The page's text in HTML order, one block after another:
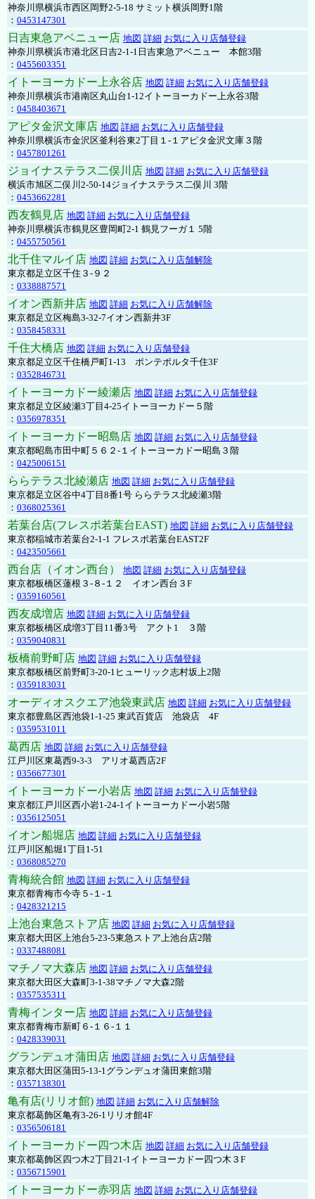
神奈川県横浜市西区岡野2-5-18 サミット横浜岡野1階
： 0453147301
日吉東急アベニュー店 地図 詳細 お気に入り店舗登録
神奈川県横浜市港北区日吉2-1-1日吉東急アベニュー 本館3階
： 0455603351
イトーヨーカドー上永谷店 地図 詳細 お気に入り店舗登録
神奈川県横浜市港南区丸山台1-12イトーヨーカドー上永谷3階
： 0458403671
アピタ金沢文庫店 地図 詳細 お気に入り店舗登録
神奈川県横浜市金沢区釜利谷東2丁目１-１アピタ金沢文庫３階
： 0457801261
ジョイナステラス二俣川店 地図 詳細 お気に入り店舗登録
横浜市旭区二俣川2-50-14ジョイナステラス二俣川 3階
： 0453662281
西友鶴見店 地図 詳細 お気に入り店舗登録
神奈川県横浜市鶴見区豊岡町2-1 鶴見フーガ１ 5階
： 0455750561
北千住マルイ店 地図 詳細 お気に入り店舗解除
東京都足立区千住３-９２
： 0338887571
イオン西新井店 地図 詳細 お気に入り店舗解除
東京都足立区梅島3-32-7イオン西新井3F
： 0358458331
千住大橋店 地図 詳細 お気に入り店舗登録
東京都足立区千住橋戸町1-13 ポンテポルタ千住3F
： 0352846731
イトーヨーカドー綾瀬店 地図 詳細 お気に入り店舗登録
東京都足立区綾瀬3丁目4-25イトーヨーカドー５階
： 0356978351
イトーヨーカドー昭島店 地図 詳細 お気に入り店舗登録
東京都昭島市田中町５６２-１イトーヨーカドー昭島３階
： 0425006151
ららテラス北綾瀬店 地図 詳細 お気に入り店舗登録
東京都足立区谷中4丁目8番1号 ららテラス北綾瀬3階
： 0368025361
若葉台店(フレスポ若葉台EAST) 地図 詳細 お気に入り店舗登録
東京都稲城市若葉台2-1-1 フレスポ若葉台EAST2F
： 0423505661
西台店（イオン西台） 地図 詳細 お気に入り店舗登録
東京都板橋区蓮根３-８-１２ イオン西台３F
： 0359160561
西友成増店 地図 詳細 お気に入り店舗登録
東京都板橋区成増3丁目11番3号 アクト1 ３階
： 0359040831
板橋前野町店 地図 詳細 お気に入り店舗登録
東京都板橋区前野町3-20-1ヒューリック志村坂上2階
： 0359183031
オーディオスクエア池袋東武店 地図 詳細 お気に入り店舗登録
東京都豊島区西池袋1-1-25 東武百貨店 池袋店 4F
： 0359531011
葛西店 地図 詳細 お気に入り店舗登録
江戸川区東葛西9-3-3 アリオ葛西店2F
： 0356677301
イトーヨーカドー小岩店 地図 詳細 お気に入り店舗登録
東京都江戸川区西小岩1-24-1イトーヨーカドー小岩5階
： 0356125051
イオン船堀店 地図 詳細 お気に入り店舗登録
江戸川区船堀1丁目1-51
： 0368085270
青梅統合館 地図 詳細 お気に入り店舗登録
東京都青梅市今寺５-１-１
： 0428321215
上池台東急ストア店 地図 詳細 お気に入り店舗登録
東京都大田区上池台5-23-5東急ストア上池台店2階
： 0337488081
マチノマ大森店 地図 詳細 お気に入り店舗登録
東京都大田区大森町3-1-38マチノマ大森2階
： 0357535311
青梅インター店 地図 詳細 お気に入り店舗登録
東京都青梅市新町６-１６-１１
： 0428339031
グランデュオ蒲田店 地図 詳細 お気に入り店舗登録
東京都大田区蒲田5-13-1グランデュオ蒲田東館3階
： 0357138301
亀有店(リリオ館) 地図 詳細 お気に入り店舗解除
東京都葛飾区亀有3-26-1リリオ館4F
： 0356506181
イトーヨーカドー四つ木店 地図 詳細 お気に入り店舗登録
東京都葛飾区四つ木2丁目21-1イトーヨーカドー四つ木３F
： 0356715901
イトーヨーカドー赤羽店 地図 詳細 お気に入り店舗登録